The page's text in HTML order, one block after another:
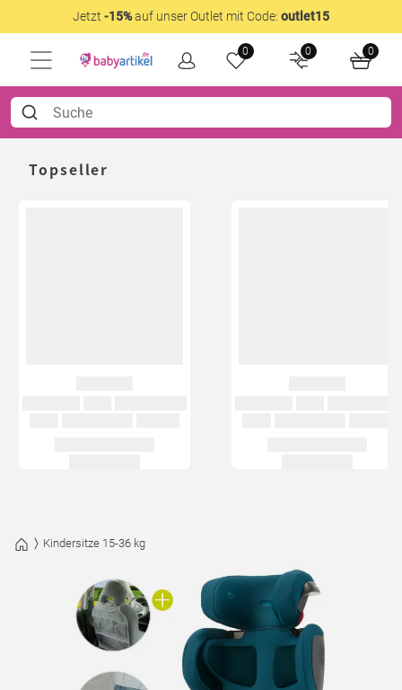
Jetzt -15%auf unser Outlet mit Code: outlet15
0 0 0
Topseller
Kindersitze 15-36 kg